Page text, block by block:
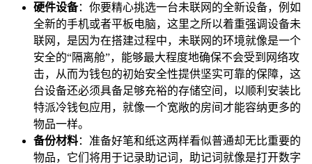
硬件设备：你要精心挑选一台未联网的全新设备，例如
全新的手机或者平板电脑，这里之所以着重强调设备未
联网，是因为在搭建过程中，未联网的环境就像是一个
安全的“隔离舱”，能够最大程度地确保不会受到网络攻
击，从而为钱包的初始安全性提供坚实可靠的保障，这
台设备还必须具备足够充裕的存储空间，以顺利安装比
特派冷钱包应用，就像一个宽敞的房间才能容纳更多的
物品一样。
备份材料：准备好笔和纸这两样看似普通却无比重要的
物品，它们将用于记录助记词，助记词就像是打开数字